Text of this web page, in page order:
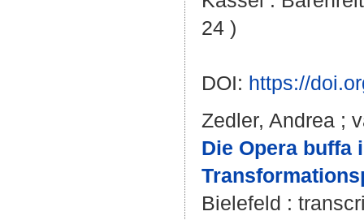
24 )
DOI: https://
Zedler, Andrea ;
Die Opera buffa
Bielefeld :